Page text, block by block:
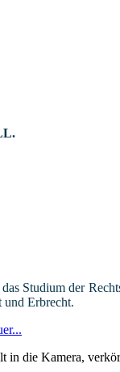
Studium der
und Erbrecht.